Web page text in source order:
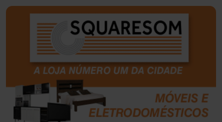
Bom Jesus da Lapa (505)
Boquira (152)
Botuporã
Brasil (7679)